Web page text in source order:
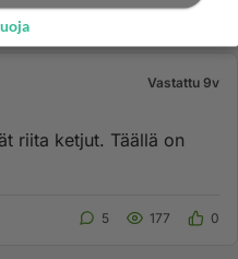
Vastattu 9v
Täällä on
5 177 0